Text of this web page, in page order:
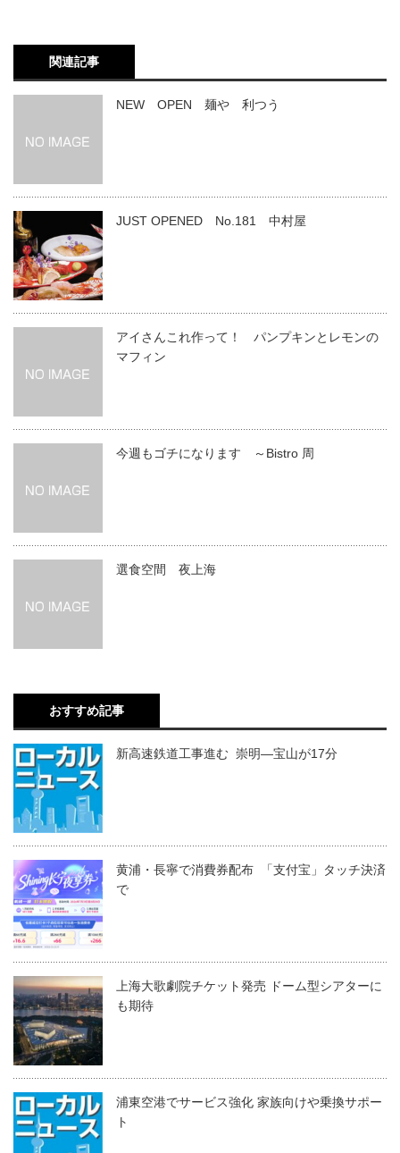
関連記事
NEW OPEN 麺や 利つう
JUST OPENED No.181 中村屋
アイさんこれ作って！ パンプキンとレモンの
マフィン
今週もゴチになります ～Bistro 周
選食空間 夜上海
おすすめ記事
新高速鉄道工事進む 崇明―宝山が17分
黄浦・長寧で消費券配布 「支付宝」タッチ決済
で
上海大歌劇院チケット発売 ドーム型シアターに
も期待
浦東空港でサービス強化 家族向けや乗換サポー
ト